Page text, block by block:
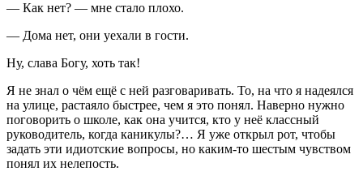
— Как нет? — мне стало плохо.
— Дома нет, они уехали в гости.
Ну, слава Богу, хоть так!
Я не знал о чём ещё с ней разговаривать. То, на что я надеялся
на улице, растаяло быстрее, чем я это понял. Наверно нужно
поговорить о школе, как она учится, кто у неё классный
руководитель, когда каникулы?… Я уже открыл рот, чтобы
задать эти идиотские вопросы, но каким-то шестым чувством
понял их нелепость.